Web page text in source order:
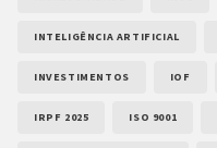
INTELIGÊNCIA ARTIFICIAL
INVESTIMENTOS IOF
IRPF 2025 ISO 9001